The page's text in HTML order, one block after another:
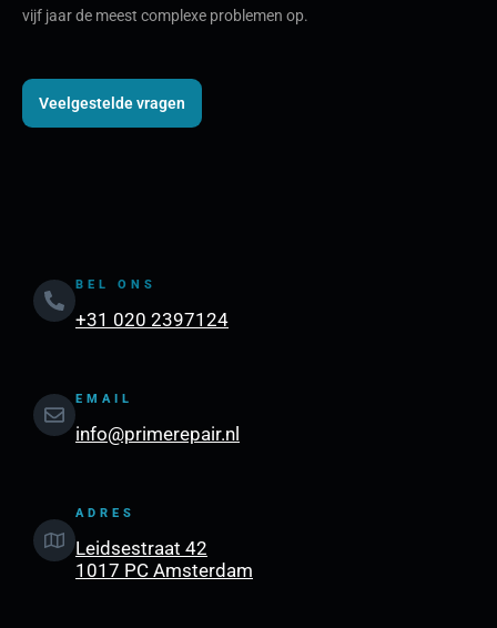
vijf jaar de meest complexe problemen op.
Veelgestelde vragen
BEL ONS
+31 020 2397124
EMAIL
info@primerepair.nl
ADRES
Leidsestraat 42
1017 PC Amsterdam